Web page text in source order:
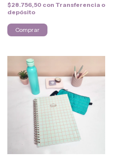
$28.756,50 con Transferencia o
depósito